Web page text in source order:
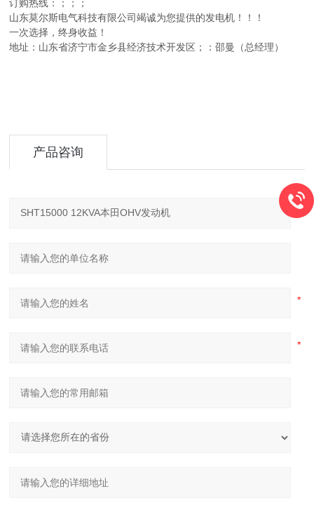
订购热线： ； ；
；
山东莫尔斯电气科技有限公司竭诚为您提供的发电机！！！
一次选择，终身收益！
地址：山东省济宁市金乡县经济技术开发区；：邵曼（总经理）
产品咨询